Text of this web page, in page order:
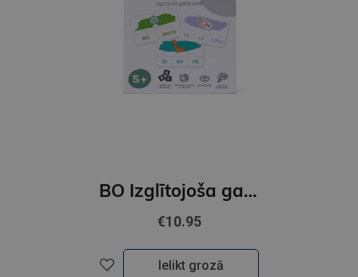
BO Izglītojoša galda spēle "Zilbes"LV
€10.95
Ielikt grozā